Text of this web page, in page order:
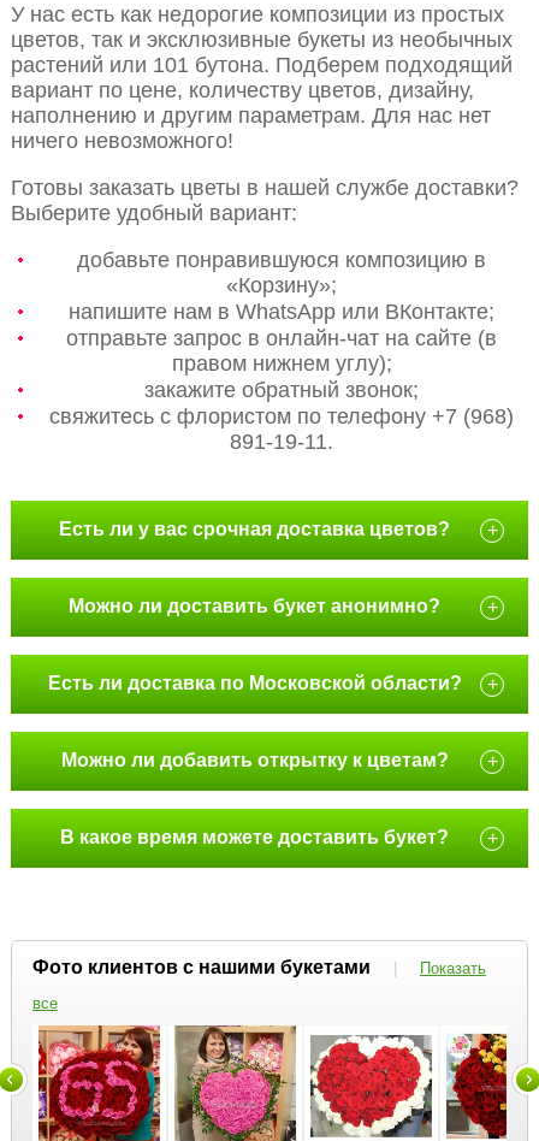
У нас есть как недорогие композиции из простых
цветов, так и эксклюзивные букеты из необычных
растений или 101 бутона. Подберем подходящий
вариант по цене, количеству цветов, дизайну,
наполнению и другим параметрам. Для нас нет
ничего невозможного!
Готовы заказать цветы в нашей службе доставки?
Выберите удобный вариант:
добавьте понравившуюся композицию в
«Корзину»;
напишите нам в WhatsApp или ВКонтакте;
отправьте запрос в онлайн-чат на сайте (в
правом нижнем углу);
закажите обратный звонок;
свяжитесь с флористом по телефону +7 (968)
891-19-11.
Есть ли у вас срочная доставка цветов? +
Можно ли доставить букет анонимно? +
Есть ли доставка по Московской области? +
Можно ли добавить открытку к цветам? +
В какое время можете доставить букет? +
Фото клиентов с нашими букетами |
Показать
все